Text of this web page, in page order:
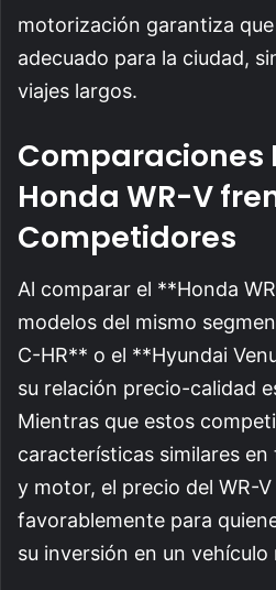
motorización garantiza
adecuado para la ciudad,
viajes largos.
Comparaciones
Honda WR-V
Competidores
Al comparar el **Honda
modelos del mismo
C-HR** o el **Hyundai
su relación precio-calidad
Mientras que estos
características similares
y motor, el precio del WR-
favorablemente para
su inversión en un vehículo